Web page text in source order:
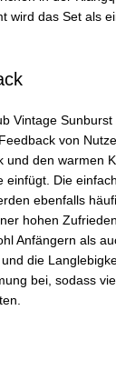
wird das Set als
Vintage
von
und den warmen
einfügt. Die
ebenfalls
hohen
Anfängern als
die
bei, sodass